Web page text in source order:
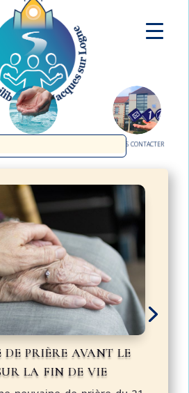
Nous contacter
de prière avant le
la fin de vie